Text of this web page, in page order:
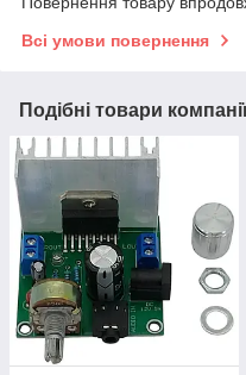
Всі умови повернення
Подібні товари